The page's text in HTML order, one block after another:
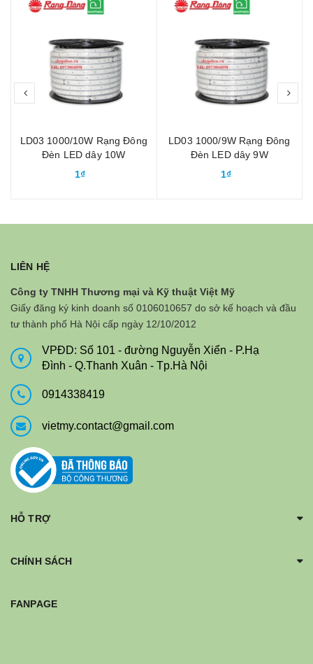
LD03 1000/10W Rạng Đông
Đèn LED dây 10W
1₫
LD03 1000/9W Rạng Đông
Đèn LED dây 9W
1₫
prev
LIÊN HỆ
Công ty TNHH Thương mại và Kỹ thuật Việt Mỹ
Giấy đăng ký kinh doanh số 0106010657 do sở kế hoạch và đầu
tư thành phố Hà Nội cấp ngày 12/10/2012
VPĐD: Số 101 - đường Nguyễn Xiển - P.Hạ
Đình - Q.Thanh Xuân - Tp.Hà Nội
0914338419
vietmy.contact@gmail.com
HỖ TRỢ
CHÍNH SÁCH
FANPAGE